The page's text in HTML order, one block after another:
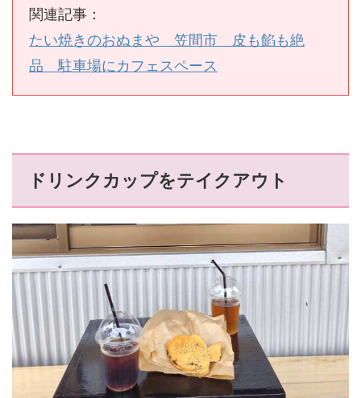
関連記事：
たい焼きのおぬまや 笠間市 皮も餡も絶
品 駐車場にカフェスペース
ドリンクカップをテイクアウト